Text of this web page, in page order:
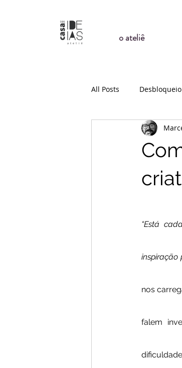
o ateliê
All Posts
Natureza
“Está
inspiração
nos
falem